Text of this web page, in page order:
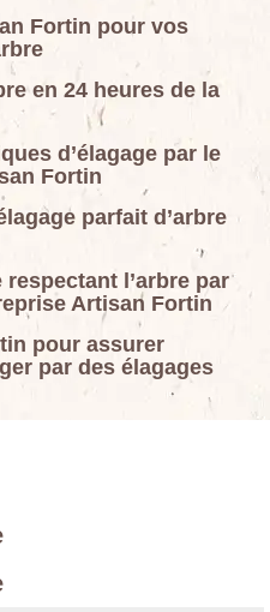
Fortin pour vos
en 24 heures de la
d’élagage par le
Fortin
parfait d’arbre
respectant l’arbre par
Artisan Fortin
pour assurer
par des élagages